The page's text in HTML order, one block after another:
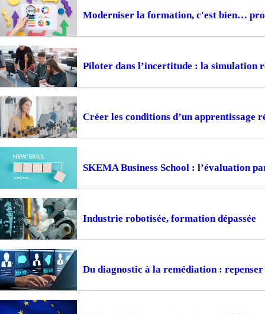
Moderniser la formation, c'est bien…
Piloter dans l’incertitude : la simulation
Créer les conditions d’un apprentissage
SKEMA Business School : l’évaluation
Industrie robotisée, formation dépassée
Du diagnostic à la remédiation :